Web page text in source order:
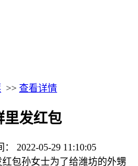
>> 查看详情
里发红包
： 2022-05-29 11:10:05
包孙女士为了给潍坊的外甥